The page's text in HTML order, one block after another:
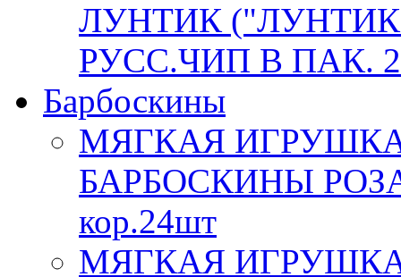
ЛУНТИК ("ЛУНТИК
РУСС.ЧИП В ПАК.
Барбоскины
МЯГКАЯ
БАРБОСКИНЫ
кор.24шт
МЯГКАЯ